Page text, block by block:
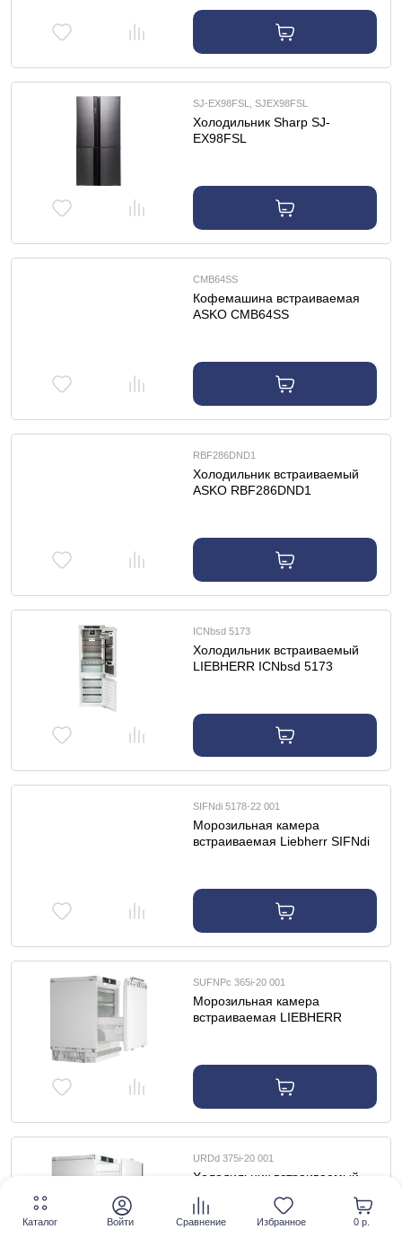
Каталог Войти Сравнение Избранное 0 р.
SJ-EX98FSL, SJEX98FSL
Холодильник Sharp SJ-
EX98FSL
CMB64SS
Кофемашина встраиваемая
ASKO CMB64SS
RBF286DND1
Холодильник встраиваемый
ASKO RBF286DND1
ICNbsd 5173
Холодильник встраиваемый
LIEBHERR ICNbsd 5173
SIFNdi 5178-22 001
Морозильная камера
встраиваемая Liebherr SIFNdi
SUFNPc 365i-20 001
Морозильная камера
встраиваемая LIEBHERR
URDd 375i-20 001
Холодильник встраиваемый